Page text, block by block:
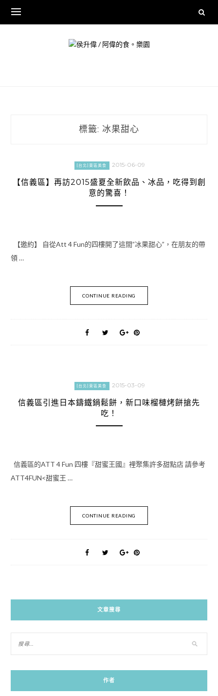
content
標籤: 冰果甜心
[台北]東區美食 2015-06-09
【信義區】再訪2015盛夏全新飲品、冰品，吃得到創
意的驚喜！
【邀約】 自從Att 4 Fun的四樓開了這間”冰果甜心”，在朋友的帶
領 …
CONTINUE READING
[台北]東區美食 2015-03-09
信義區引進日本鑄鐵鍋鬆餅，新口味榴槤烤餅搶先
吃！
信義區的ATT 4 Fun 四樓『甜蜜王國』裡聚集許多甜點店 請參考
ATT4FUN<甜蜜王 …
CONTINUE READING
文章搜尋
作者